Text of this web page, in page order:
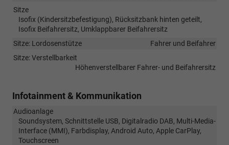
Sitze
Isofix (Kindersitzbefestigung), Rücksitzbank hinten geteilt,
Isofix Beifahrersitz, Umklappbarer Beifahrersitz
Sitze: Lordosenstütze
Fahrer und Beifahrer
Sitze: Verstellbarkeit
Höhenverstellbarer Fahrer- und Beifahrersitz
Infotainment & Kommunikation
Audioanlage
Soundsystem, Schnittstelle USB, Digitalradio DAB, Multi-Media-
Interface (MMI), Farbdisplay, Android Auto, Apple CarPlay,
Touchscreen